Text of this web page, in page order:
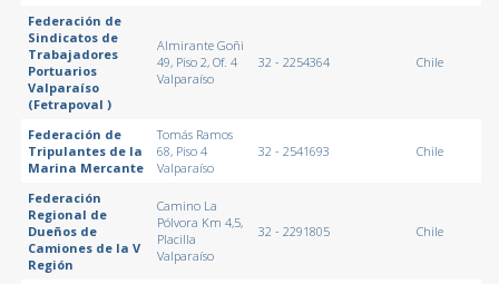
Federación de
Sindicatos de
Trabajadores
Portuarios
Valparaíso
(Fetrapoval )
Almirante Goñi
49, Piso 2, Of. 4
Valparaíso
32 - 2254364 Chile
Federación de
Tripulantes de la
Marina Mercante
Tomás Ramos
68, Piso 4
Valparaíso
32 - 2541693 Chile
Federación
Regional de
Dueños de
Camiones de la V
Región
Camino La
Pólvora Km 4,5,
Placilla
Valparaíso
32 - 2291805 Chile